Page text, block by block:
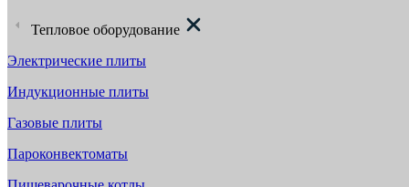
Тепловое оборудование
Электрические плиты
Индукционные плиты
Газовые плиты
Пароконвектоматы